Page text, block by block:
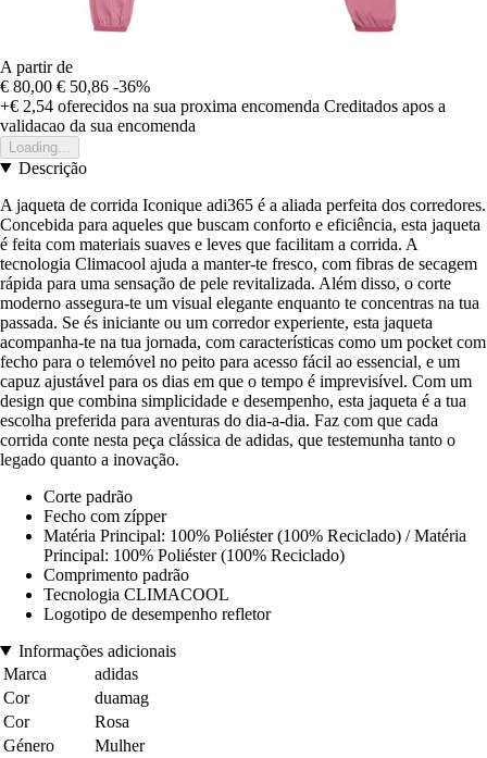
A partir de
€ 80,00 € 50,86 -36%
+€ 2,54 oferecidos na sua proxima encomenda Creditados apos a
validacao da sua encomenda
Loading...
Descrição
A jaqueta de corrida Iconique adi365 é a aliada perfeita dos corredores.
Concebida para aqueles que buscam conforto e eficiência, esta jaqueta
é feita com materiais suaves e leves que facilitam a corrida. A
tecnologia Climacool ajuda a manter-te fresco, com fibras de secagem
rápida para uma sensação de pele revitalizada. Além disso, o corte
moderno assegura-te um visual elegante enquanto te concentras na tua
passada. Se és iniciante ou um corredor experiente, esta jaqueta
acompanha-te na tua jornada, com características como um pocket com
fecho para o telemóvel no peito para acesso fácil ao essencial, e um
capuz ajustável para os dias em que o tempo é imprevisível. Com um
design que combina simplicidade e desempenho, esta jaqueta é a tua
escolha preferida para aventuras do dia-a-dia. Faz com que cada
corrida conte nesta peça clássica de adidas, que testemunha tanto o
legado quanto a inovação.
Corte padrão
Fecho com zípper
Matéria Principal: 100% Poliéster (100% Reciclado) / Matéria
Principal: 100% Poliéster (100% Reciclado)
Comprimento padrão
Tecnologia CLIMACOOL
Logotipo de desempenho refletor
Informações adicionais
Marca
adidas
Cor
duamag
Cor
Rosa
Género
Mulher